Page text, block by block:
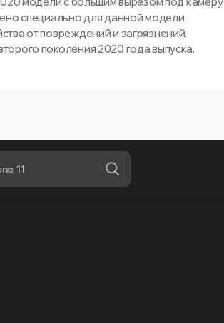
специально для данной модели
от повреждений и загрязнений.
поколения 2020 года выпуска.